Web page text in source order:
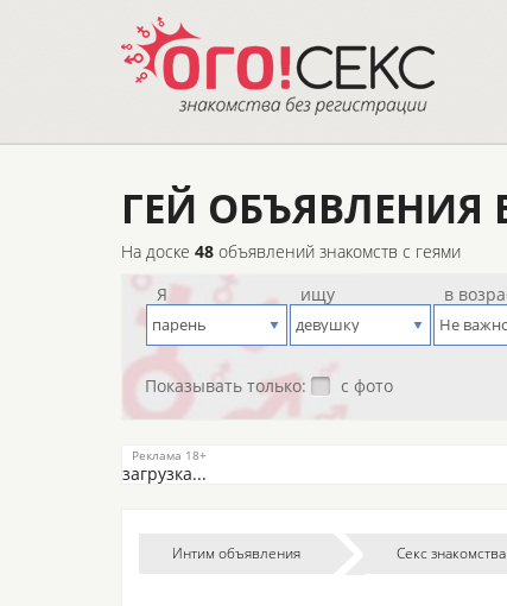
ГЕЙ
На доске 48 объявлений знакомств с геями
Я
ищу в
Показывать только: с фото
загрузка...
Интим объявления Секс знакомства